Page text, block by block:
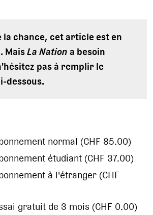
la chance, cet article est en
MaisLa Nationa besoin
pas à remplir le
dessous.
normal (CHF 85.00)
étudiant (CHF 37.00)
à l'étranger (CHF
gratuit de 3 mois (CHF 0.00)